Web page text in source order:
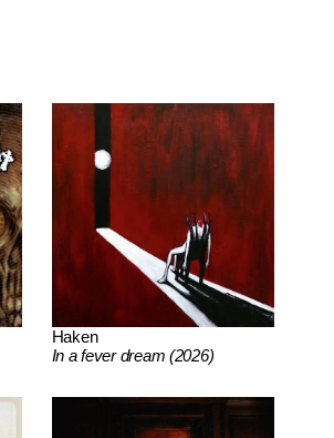
Haken
In a fever dream (2026)